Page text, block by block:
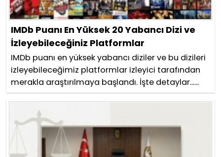
IMDb Puanı En Yüksek 20 Yabancı Dizi ve
İzleyebileceğiniz Platformlar
IMDb puanı en yüksek yabancı diziler ve bu dizileri
izleyebileceğimiz platformlar izleyici tarafından
merakla araştırılmaya başlandı. İşte detaylar......